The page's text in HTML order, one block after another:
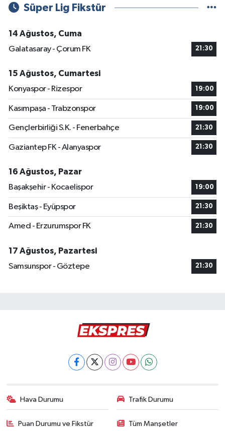
Süper Lig Fikstür
14 Ağustos, Cuma
Galatasaray - Çorum FK
21:30
15 Ağustos, Cumartesi
Konyaspor - Rizespor
19:00
Kasımpaşa - Trabzonspor 19:00
Gençlerbirliği S.K. - Fenerbahçe 21:30
Gaziantep FK - Alanyaspor 21:30
16 Ağustos, Pazar
Başakşehir - Kocaelispor
19:00
Beşiktaş - Eyüpspor 21:30
Amed - Erzurumspor FK 21:30
17 Ağustos, Pazartesi
Samsunspor - Göztepe
21:30
Hava Durumu Trafik Durumu
Puan Durumu ve Fikstür Tüm Manşetler